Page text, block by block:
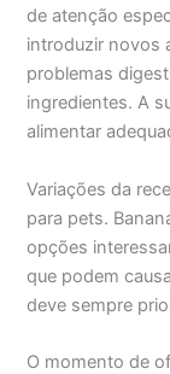
de atenção
introduzir novos
problemas
ingredientes. A
alimentar
Variações da
para pets.
opções
que podem
deve sempre
O momento de